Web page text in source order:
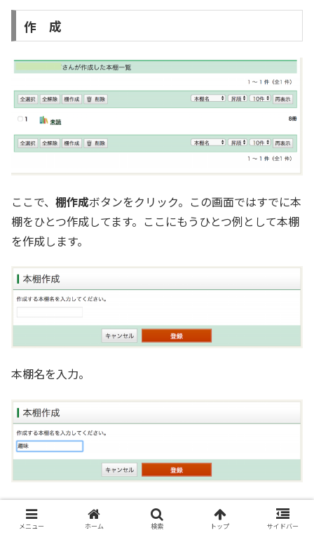
作 成
ここで、 棚作成ボタンをクリック。この画面ではすでに本
棚をひとつ作成してます。ここにもうひとつ例として本棚
を作成します。
本棚名を入力。
登録ボタンをクリック。
メニュー ホーム 検索 トップ サイドバー